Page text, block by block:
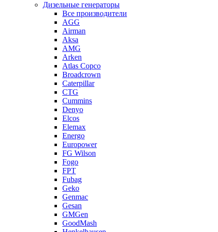
Дизельные генераторы
Все производители
AGG
Airman
Aksa
AMG
Arken
Atlas Copco
Broadcrown
Caterpillar
CTG
Cummins
Denyo
Elcos
Elemax
Energo
Europower
FG Wilson
Fogo
FPT
Fubag
Geko
Genmac
Gesan
GMGen
GoodMash